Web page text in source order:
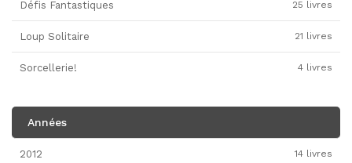
Défis Fantastiques 25 livres
Loup Solitaire 21 livres
Sorcellerie! 4 livres
Années
2012 14 livres